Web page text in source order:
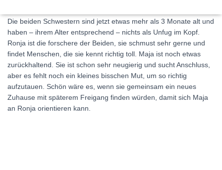
Die beiden Schwestern sind jetzt etwas mehr als 3 Monate alt und
haben – ihrem Alter entsprechend – nichts als Unfug im Kopf.
Ronja ist die forschere der Beiden, sie schmust sehr gerne und
findet Menschen, die sie kennt richtig toll. Maja ist noch etwas
zurückhaltend. Sie ist schon sehr neugierig und sucht Anschluss,
aber es fehlt noch ein kleines bisschen Mut, um so richtig
aufzutauen. Schön wäre es, wenn sie gemeinsam ein neues
Zuhause mit späterem Freigang finden würden, damit sich Maja
an Ronja orientieren kann.